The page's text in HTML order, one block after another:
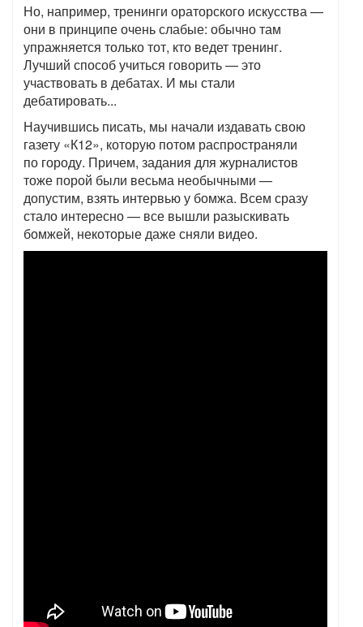
Но, например, тренинги ораторского искусства —
они в принципе очень слабые: обычно там
упражняется только тот, кто ведет тренинг.
Лучший способ учиться говорить — это
участвовать в дебатах. И мы стали
дебатировать...
Научившись писать, мы начали издавать свою
газету «К12», которую потом распространяли
по городу. Причем, задания для журналистов
тоже порой были весьма необычными —
допустим, взять интервью у бомжа. Всем сразу
стало интересно — все вышли разыскивать
бомжей, некоторые даже сняли видео.